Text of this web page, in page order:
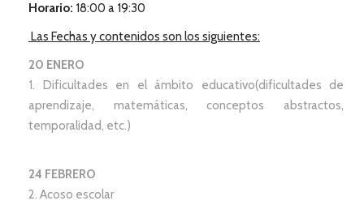
Horario: 18:00 a 19:30
Las Fechas y contenidos son los siguientes:
20 ENERO
1. Dificultades en el ámbito educativo(dificultades de
aprendizaje, matemáticas, conceptos abstractos,
temporalidad, etc.)
24 FEBRERO
2. Acoso escolar